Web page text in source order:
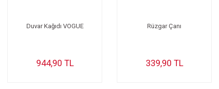
Duvar Kağıdı VOGUE
944,90 TL
Rüzgar Çanı
339,90 TL